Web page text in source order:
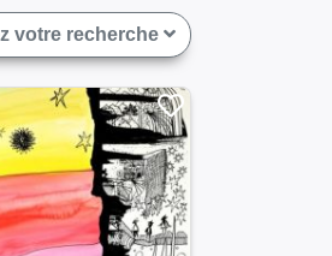
votre recherche